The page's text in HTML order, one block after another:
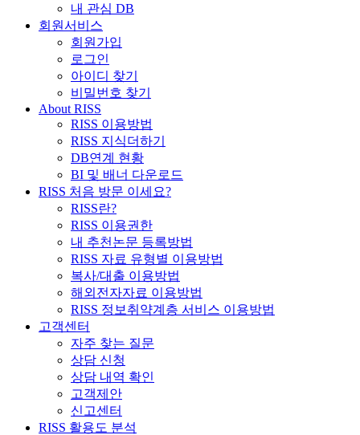
내 관심 DB
회원서비스
회원가입
로그인
아이디 찾기
비밀번호 찾기
About RISS
RISS 이용방법
RISS 지식더하기
DB연계 현황
BI 및 배너 다운로드
RISS 처음 방문 이세요?
RISS란?
RISS 이용권한
내 추천논문 등록방법
RISS 자료 유형별 이용방법
복사/대출 이용방법
해외전자자료 이용방법
RISS 정보취약계층 서비스 이용방법
고객센터
자주 찾는 질문
상담 신청
상담 내역 확인
고객제안
신고센터
RISS 활용도 분석